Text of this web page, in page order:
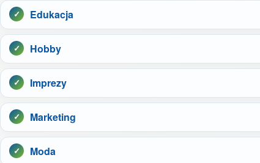
Edukacja
Hobby
Imprezy
Marketing
Moda